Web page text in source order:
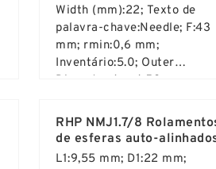
Width (mm):22; Texto de
palavra-chave:Needle; F:43
mm; rmin:0,6 mm;
Inventário:5.0; Outer
Diameter (mm):58;
RHP NMJ1.7/8
de esferas auto-
L1:9,55 mm; D1:22 mm;